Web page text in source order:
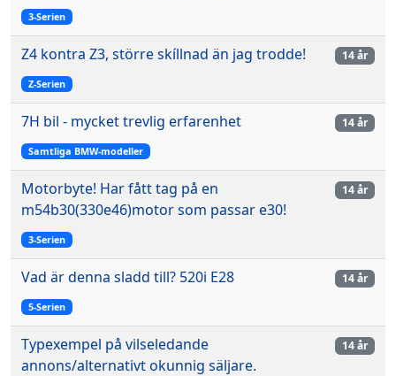
3-Serien
Z4 kontra Z3, större skíllnad än jag trodde!
Z-Serien
14 år
7H bil - mycket trevlig erfarenhet
Samtliga BMW-modeller
14 år
Motorbyte! Har fått tag på en
m54b30(330e46)motor som passar e30!
3-Serien
14 år
Vad är denna sladd till? 520i E28
5-Serien
14 år
Typexempel på vilseledande
annons/alternativt okunnig säljare.
14 år